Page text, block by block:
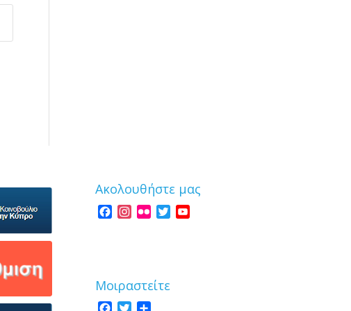
Ακολουθήστε μας
Facebook
Instagram
Flickr Twitter
Μοιραστείτε